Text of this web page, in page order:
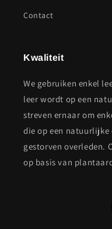
Contact
Kwaliteit
We gebruiken enkel
leer wordt op een
streven ernaar om
die op een natuurlijke
gestorven overleden.
op basis van